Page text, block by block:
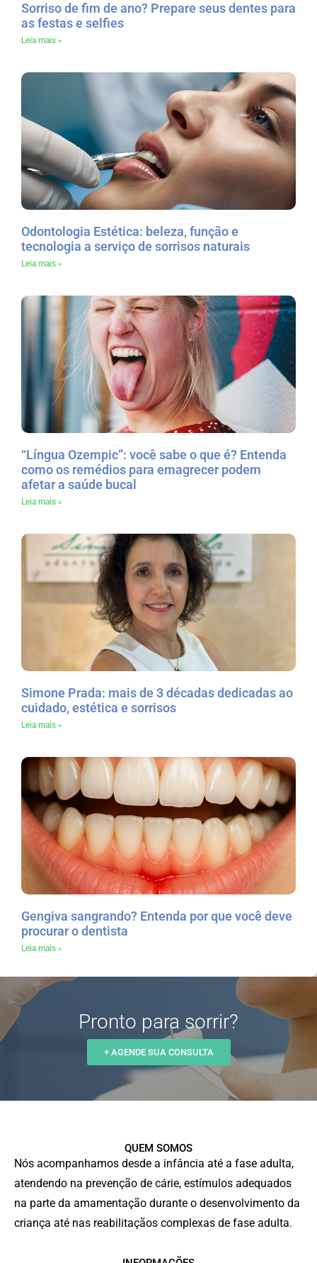
Sorriso de fim de ano? Prepare seus dentes para
as festas e selfies
Leia mais »
Odontologia Estética: beleza, função e
tecnologia a serviço de sorrisos naturais
Leia mais »
“Língua Ozempic”: você sabe o que é? Entenda
como os remédios para emagrecer podem
afetar a saúde bucal
Leia mais »
Simone Prada: mais de 3 décadas dedicadas ao
cuidado, estética e sorrisos
Leia mais »
Gengiva sangrando? Entenda por que você deve
procurar o dentista
Leia mais »
Pronto para sorrir?
+ AGENDE SUA CONSULTA
QUEM SOMOS
Nós acompanhamos desde a infância até a fase adulta,
atendendo na prevenção de cárie, estímulos adequados
na parte da amamentação durante o desenvolvimento da
criança até nas reabilitaçãos complexas de fase adulta.